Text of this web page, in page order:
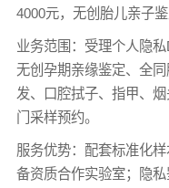
4000元，无创胎儿亲子
业务范围：受理个人隐
无创孕期亲缘鉴定、全
发、口腔拭子、指甲、
门采样预约。
服务优势：配套标准化
备资质合作实验室；隐